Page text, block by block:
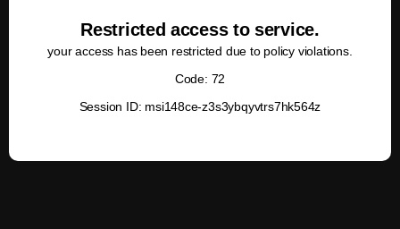
Restricted access to service.
your access has been restricted due to policy violations.
Code: 72
Session ID: msi148ce-z3s3ybqyvtrs7hk564z